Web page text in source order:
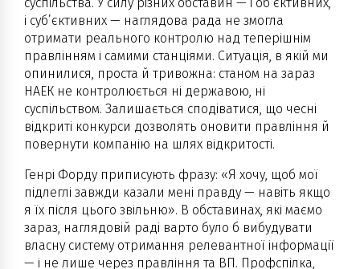
і суб’єктивних — наглядова рада не змогла
отримати реального контролю над теперішнім
правлінням і самими станціями. Ситуація, в якій ми
опинилися, проста й тривожна: станом на зараз
НАЕК не контролюється ні державою, ні
суспільством. Залишається сподіватися, що чесні
відкриті конкурси дозволять оновити правління й
повернути компанію на шлях відкритості.
Генрі Форду приписують фразу: «Я хочу, щоб мої
підлеглі завжди казали мені правду — навіть якщо
я їх після цього звільню». В обставинах, які маємо
зараз, наглядовій раді варто було б вибудувати
власну систему отримання релевантної інформації
— і не лише через правління та ВП. Профспілка,